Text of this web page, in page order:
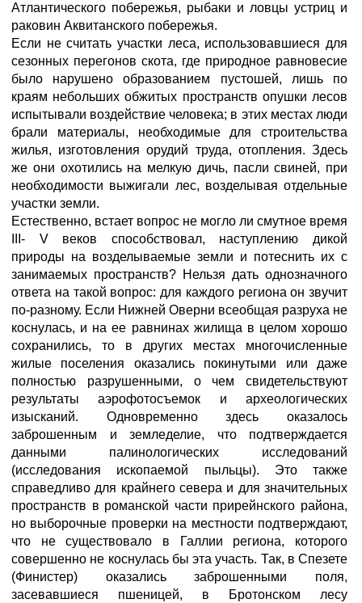
Атлантического побережья, рыбаки и ловцы устриц и
раковин Аквитанского побережья.
Если не считать участки леса, использовавшиеся для
сезонных перегонов скота, где природное равновесие
было нарушено образованием пустошей, лишь по
краям небольших обжитых пространств опушки лесов
испытывали воздействие человека; в этих местах люди
брали материалы, необходимые для строительства
жилья, изготовления орудий труда, отопления. Здесь
же они охотились на мелкую дичь, пасли свиней, при
необходимости выжигали лес, возделывая отдельные
участки земли.
Естественно, встает вопрос не могло ли смутное время
III- V веков способствовал, наступлению дикой
природы на возделываемые земли и потеснить их с
занимаемых пространств? Нельзя дать однозначного
ответа на такой вопрос: для каждого региона он звучит
по-разному. Если Нижней Оверни всеобщая разруха не
коснулась, и на ее равнинах жилища в целом хорошо
сохранились, то в других местах многочисленные
жилые поселения оказались покинутыми или даже
полностью разрушенными, о чем свидетельствуют
результаты аэрофотосъемок и археологических
изысканий. Одновременно здесь оказалось
заброшенным и земледелие, что подтверждается
данными палинологических исследований
(исследования ископаемой пыльцы). Это также
справедливо для крайнего севера и для значительных
пространств в романской части прирейнского района,
но выборочные проверки на местности подтверждают,
что не существовало в Галлии региона, которого
совершенно не коснулась бы эта участь. Так, в Спезете
(Финистер) оказались заброшенными поля,
засевавшиеся пшеницей, в Бротонском лесу